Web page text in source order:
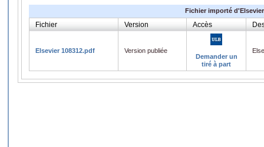
Fichier importé d'Elsevier
Fichier Version Accès
Elsevier 108312.pdf
Version publiée
Demander un
tiré à part